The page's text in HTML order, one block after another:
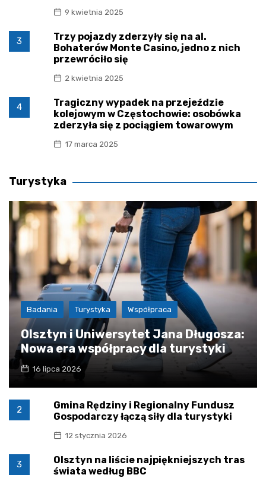
9 kwietnia 2025
3
Trzy pojazdy zderzyły się na al.
Bohaterów Monte Casino, jedno z nich
przewróciło się
2 kwietnia 2025
4
Tragiczny wypadek na przejeździe
kolejowym w Częstochowie: osobówka
zderzyła się z pociągiem towarowym
17 marca 2025
Turystyka
Badania Turystyka Współpraca
Olsztyn i Uniwersytet Jana Długosza:
Nowa era współpracy dla turystyki
16 lipca 2026
2
Gmina Rędziny i Regionalny Fundusz
Gospodarczy łączą siły dla turystyki
12 stycznia 2026
3
Olsztyn na liście najpiękniejszych tras
świata według BBC